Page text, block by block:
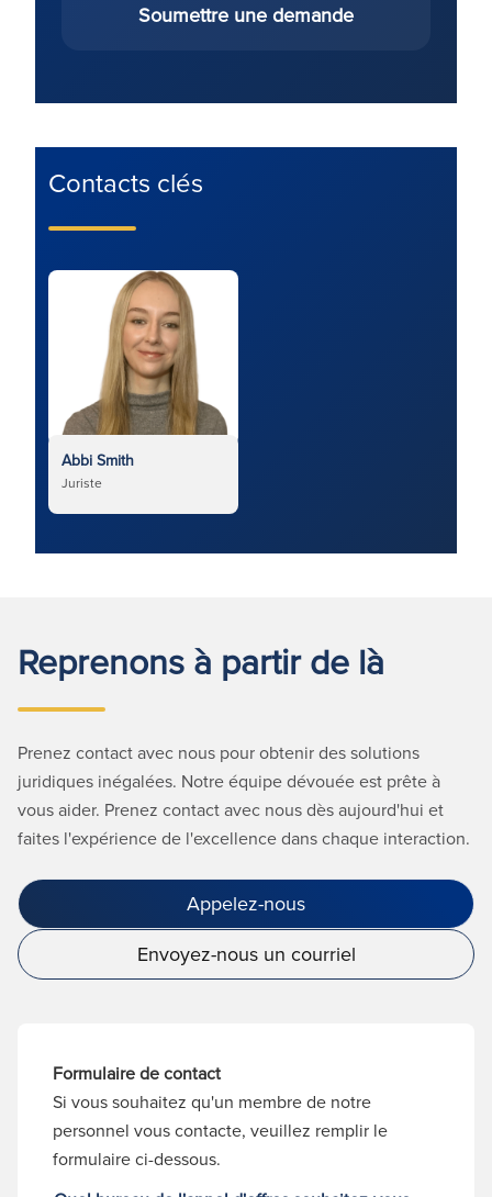
Soumettre une demande
Contacts clés
Abbi Smith
Juriste
Reprenons à partir de là
Prenez contact avec nous pour obtenir des solutions
juridiques inégalées. Notre équipe dévouée est prête à
vous aider. Prenez contact avec nous dès aujourd'hui et
faites l'expérience de l'excellence dans chaque interaction.
Appelez-nous
Envoyez-nous un courriel
Formulaire de contact
Si vous souhaitez qu'un membre de notre
personnel vous contacte, veuillez remplir le
formulaire ci-dessous.